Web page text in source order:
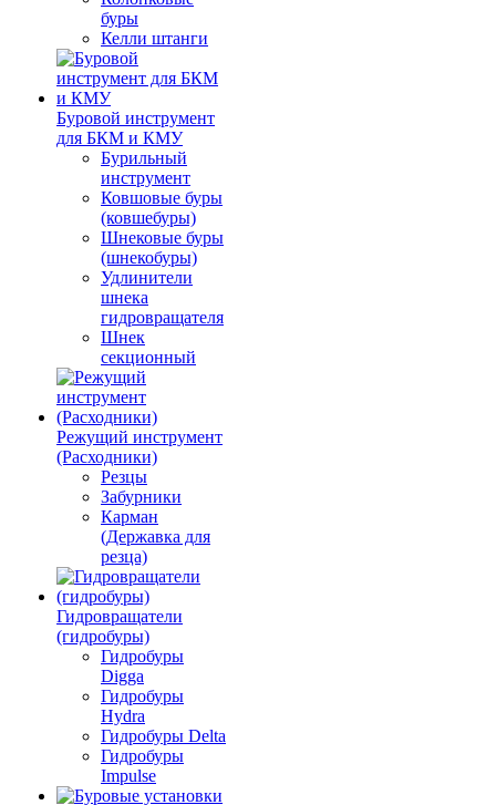
буры
Келли штанги
Буровой инструмент
для БКМ и КМУ
Бурильный
инструмент
Ковшовые буры
(ковшебуры)
Шнековые буры
(шнекобуры)
Удлинители
шнека
гидровращателя
Шнек
секционный
Режущий инструмент
(Расходники)
Резцы
Забурники
Карман
(Державка для
резца)
Гидровращатели
(гидробуры)
Гидробуры
Digga
Гидробуры
Hydra
Гидробуры Delta
Гидробуры
Impulse